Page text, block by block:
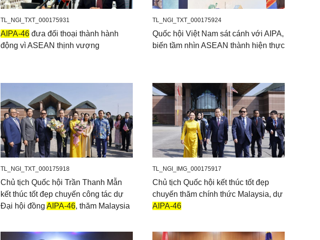
TL_NGI_TXT_000175931
AIPA-46 đưa đối thoại thành hành
động vì ASEAN thịnh vượng
TL_NGI_TXT_000175924
Quốc hội Việt Nam sát cánh với AIPA,
biến tầm nhìn ASEAN thành hiện thực
TL_NGI_TXT_000175918
Chủ tịch Quốc hội Trần Thanh Mẫn
kết thúc tốt đẹp chuyến công tác dự
Đại hội đồng AIPA-46, thăm Malaysia
TL_NGI_IMG_000175917
Chủ tịch Quốc hội kết thúc tốt đẹp
chuyến thăm chính thức Malaysia, dự
AIPA-46